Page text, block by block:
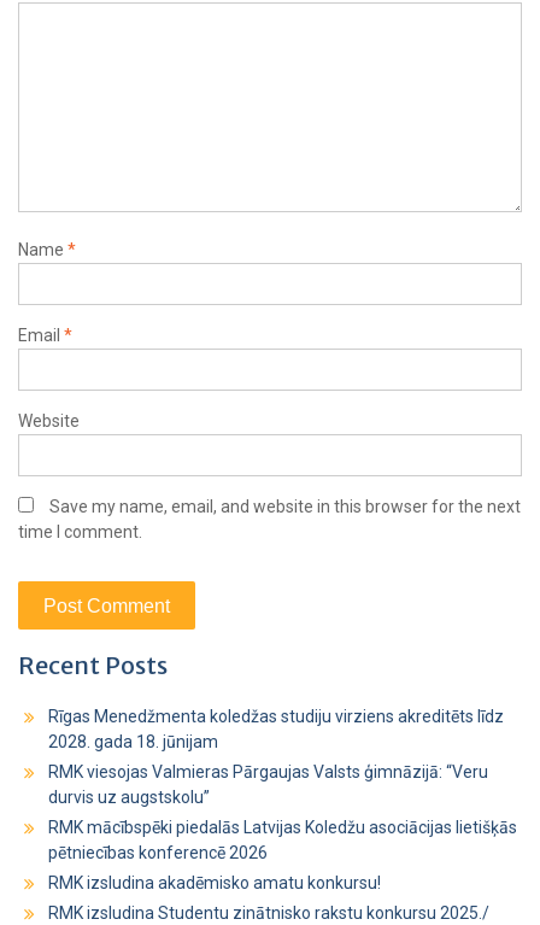
Name *
Email *
Website
Save my name, email, and website in this browser for the next
time I comment.
Recent Posts
Rīgas Menedžmenta koledžas studiju virziens akreditēts līdz
2028. gada 18. jūnijam
RMK viesojas Valmieras Pārgaujas Valsts ģimnāzijā: “Veru
durvis uz augstskolu”
RMK mācībspēki piedalās Latvijas Koledžu asociācijas lietišķās
pētniecības konferencē 2026
RMK izsludina akadēmisko amatu konkursu!
RMK izsludina Studentu zinātnisko rakstu konkursu 2025./